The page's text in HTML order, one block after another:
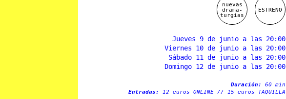
ESTRENO
nuevas
drama-
turgias
Jueves 9 de junio a las 20:00
Viernes 10 de junio a las 20:00
Sábado 11 de junio a las 20:00
Domingo 12 de junio a las 20:00
Duración: 60 min
Entradas: 12 euros ONLINE // 15 euros TAQUILLA